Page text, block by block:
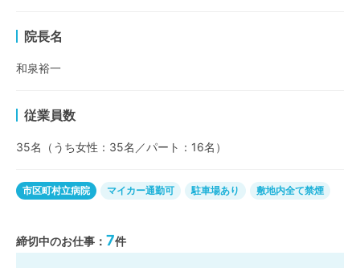
院長名
和泉裕一
従業員数
35名（うち女性：35名／パート：16名）
市区町村立病院 マイカー通勤可 駐車場あり 敷地内全て禁煙
締切中のお仕事： 7件